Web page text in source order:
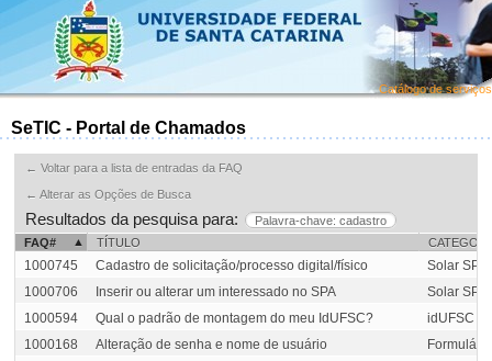
Catálogo de serviços
SeTIC - Portal de Chamados
← Voltar para a lista de entradas da FAQ
← Alterar as Opções de Busca
Resultados da pesquisa para:
Palavra-chave: cadastro
FAQ#
TÍTULO
1000745 Cadastro de solicitação/processo digital/físico
Solar SPA
1000706
Inserir ou alterar um interessado no SPA
Solar SPA
1000594
Qual o padrão de montagem do meu IdUFSC?
idUFSC -
1000168
Alteração de senha e nome de usuário